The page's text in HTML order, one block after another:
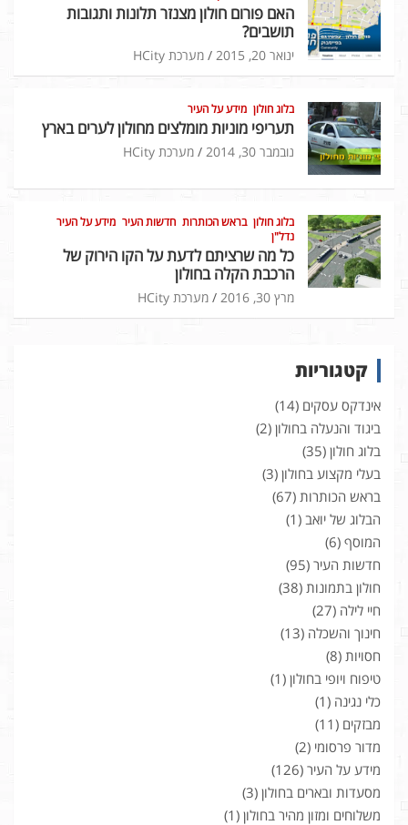
האם פורום חולון מצנזר תלונות ותגובות
תושבים?
ינואר 20, 2015 מערכת HCity
בלוג חולון מידע על העיר
תעריפי מוניות מומלצים מחולון לערים בארץ
נובמבר 30, 2014 מערכת HCity
בלוג חולון בראש הכותרות חדשות העיר מידע על העיר
נדל"ן
כל מה שרציתם לדעת על הקו הירוק של
הרכבת הקלה בחולון
מרץ 30, 2016 מערכת HCity
קטגוריות
אינדקס עסקים (14)
ביגוד והנעלה בחולון (2)
בלוג חולון (35)
בעלי מקצוע בחולון (3)
בראש הכותרות (67)
הבלוג של יואב (1)
המוסף (6)
חדשות העיר (95)
חולון בתמונות (38)
חיי לילה (27)
חינוך והשכלה (13)
חסויות (8)
טיפוח ויופי בחולון (1)
כלי נגינה (1)
מבזקים (11)
מדור פרסומי (2)
מידע על העיר (126)
מסעדות ובארים בחולון (3)
משלוחים ומזון מהיר בחולון (1)